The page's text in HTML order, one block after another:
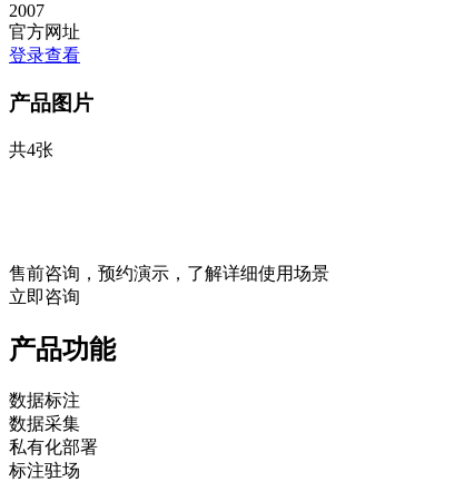
2007
官方网址
登录查看
产品图片
共4张
售前咨询，预约演示，了解详细使用场景
立即咨询
产品功能
数据标注
数据采集
私有化部署
标注驻场